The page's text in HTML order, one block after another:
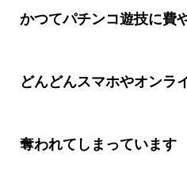
かつてパチンコ遊技に費
どんどんスマホやオンラ
奪われてしまっています